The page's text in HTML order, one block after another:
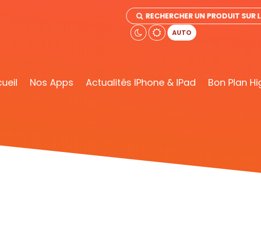
RECHERCHER UN PRODUIT SUR
AUTO
Nos Apps Actualités IPhone & IPad Bon Plan